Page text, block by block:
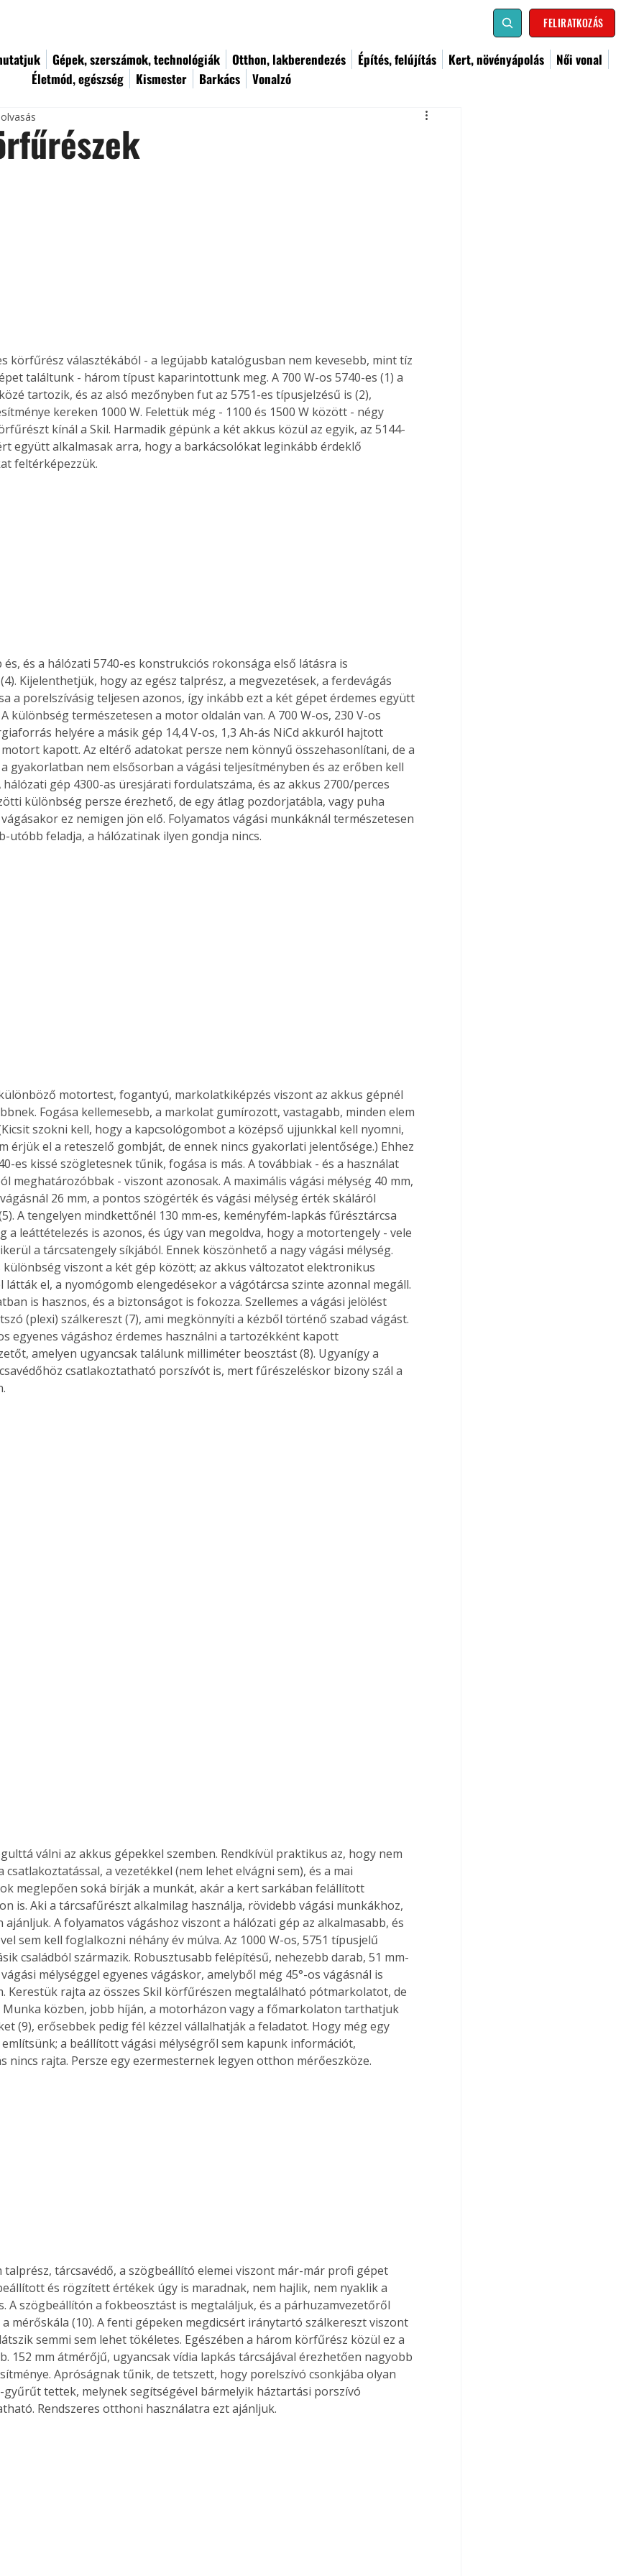
FELIRATKOZÁS
Gépek, szerszámok, technológiák Otthon, lakberendezés Építés, felújítás Kert, növényápolás
Női vonal
Életmód, egészség
Kismester Barkács Vonalzó
az
Együtt jobban megéri!
Bővebb információ itt!
körfűrész választékából - a legújabb katalógusban nem kevesebb, mint tíz
találtunk - három típust kaparintottunk meg. A 700 W-os 5740-es (1) a
tartozik, és az alsó mezőnyben fut az 5751-es típusjelzésű is (2),
kereken 1000 W. Felettük még - 1100 és 1500 W között - négy
kínál a Skil. Harmadik gépünk a két akkus közül az egyik, az 5144-
együtt alkalmasak arra, hogy a barkácsolókat leginkább érdeklő
feltérképezzük.
és, és a hálózati 5740-es konstrukciós rokonsága első látásra is
Kijelenthetjük, hogy az egész talprész, a megvezetések, a ferdevágás
a porelszívásig teljesen azonos, így inkább ezt a két gépet érdemes együtt
különbség természetesen a motor oldalán van. A 700 W-os, 230 V-os
helyére a másik gép 14,4 V-os, 1,3 Ah-ás NiCd akkuról hajtott
kapott. Az eltérő adatokat persze nem könnyű összehasonlítani, de a
gyakorlatban nem elsősorban a vágási teljesítményben és az erőben kell
hálózati gép 4300-as üresjárati fordulatszáma, és az akkus 2700/perces
különbség persze érezhető, de egy átlag pozdorjatábla, vagy puha
ez nemigen jön elő. Folyamatos vágási munkáknál természetesen
utóbb feladja, a hálózatinak ilyen gondja nincs.
motortest, fogantyú, markolatkiképzés viszont az akkus gépnél
Fogása kellemesebb, a markolat gumírozott, vastagabb, minden elem
szokni kell, hogy a kapcsológombot a középső ujjunkkal kell nyomni,
érjük el a reteszelő gombját, de ennek nincs gyakorlati jelentősége.) Ehhez
es kissé szögletesnek tűnik, fogása is más. A továbbiak - és a használat
meghatározóbbak - viszont azonosak. A maximális vágási mélység 40 mm,
26 mm, a pontos szögérték és vágási mélység érték skáláról
A tengelyen mindkettőnél 130 mm-es, keményfém-lapkás fűrésztárcsa
a leáttételezés is azonos, és úgy van megoldva, hogy a motortengely - vele
a tárcsatengely síkjából. Ennek köszönhető a nagy vágási mélység.
különbség viszont a két gép között; az akkus változatot elektronikus
látták el, a nyomógomb elengedésekor a vágótárcsa szinte azonnal megáll.
is hasznos, és a biztonságot is fokozza. Szellemes a vágási jelölést
(plexi) szálkereszt (7), ami megkönnyíti a kézből történő szabad vágást.
egyenes vágáshoz érdemes használni a tartozékként kapott
amelyen ugyancsak találunk milliméter beosztást (8). Ugyanígy a
csatlakoztatható porszívót is, mert fűrészeléskor bizony szál a
válni az akkus gépekkel szemben. Rendkívül praktikus az, hogy nem
csatlakoztatással, a vezetékkel (nem lehet elvágni sem), és a mai
meglepően soká bírják a munkát, akár a kert sarkában felállított
is. Aki a tárcsafűrészt alkalmilag használja, rövidebb vágási munkákhoz,
ajánljuk. A folyamatos vágáshoz viszont a hálózati gép az alkalmasabb, és
sem kell foglalkozni néhány év múlva. Az 1000 W-os, 5751 típusjelű
családból származik. Robusztusabb felépítésű, nehezebb darab, 51 mm-
mélységgel egyenes vágáskor, amelyből még 45°-os vágásnál is
Kerestük rajta az összes Skil körfűrészen megtalálható pótmarkolatot, de
Munka közben, jobb híján, a motorházon vagy a főmarkolaton tarthatjuk
(9), erősebbek pedig fél kézzel vállalhatják a feladatot. Hogy még egy
a beállított vágási mélységről sem kapunk információt,
nincs rajta. Persze egy ezermesternek legyen otthon mérőeszköze.
talprész, tárcsavédő, a szögbeállító elemei viszont már-már profi gépet
és rögzített értékek úgy is maradnak, nem hajlik, nem nyaklik a
A szögbeállítón a fokbeosztást is megtaláljuk, és a párhuzamvezetőről
mérőskála (10). A fenti gépeken megdicsért iránytartó szálkereszt viszont
semmi sem lehet tökéletes. Egészében a három körfűrész közül ez a
152 mm átmérőjű, ugyancsak vídia lapkás tárcsájával érezhetően nagyobb
Apróságnak tűnik, de tetszett, hogy porelszívó csonkjába olyan
tettek, melynek segítségével bármelyik háztartási porszívó
Rendszeres otthoni használatra ezt ajánljuk.